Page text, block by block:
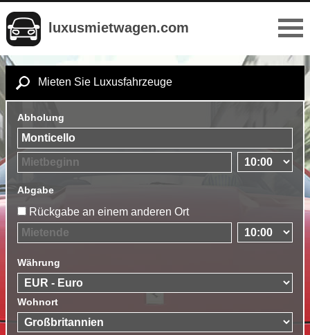
luxusmietwagen.com
Mieten Sie Luxusfahrzeuge
Abholung
Abgabe
Rückgabe an einem anderen Ort
Währung
Wohnort